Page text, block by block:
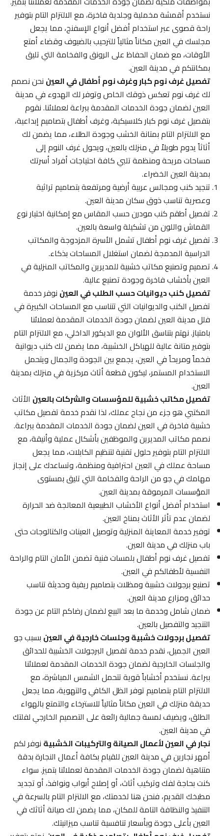
نستخدم أقمشة مخملية وجلدية فاخرة، مع الالتزام التام بتوفير
راحة قصوى عبر استخدام أفضل أنواع الإسفنج، مما يجعل
مجلسك في العين مكاناً مثالياً للترحيب بالضيوف وقضاء أمتع
الأوقات، مع ضمان الحفاظ على الرونق والفخامة التي تليق
بمكانتكم في مدينة العين.
تفصيل غرف نوم كبار وغرف نوم أطفال في العيننحن نصمم
لك غرف نوم تعكس ذوقك الخاص وتوفر لك الهدوء في مدينة
العين لضمان جودة الخدمات المقدمة ببراعة لعملائنا. نقوم
بتفصيل غرف نوم كبار كلاسيكية، وغرف أطفال بتصاميم إبداعية،
مع الالتزام التام بمتانة الخشب وجودة الطلاء، مما يضمن لك
أثاثاً يدوم طويلاً في منزلك بالعين، ويحول غرف النوم إلى
مساحات مريحة ومنظمة تلبي كافة احتياجات أفراد أسرتك
بمدينة العين الخضراء.
تنجيد كنب ومجالس عربية أرضية ومرتفعة بتصاميم تراثية
وعصرية تناسب ذوق سكان مدينة العين.
تفصيل أطقم كنب مودرن حسب المقاس مع إمكانية اختيار نوع
القماش واللون من تشكيلة واسعة بالعين.
تفصيل غرف نوم أطفال تشمل الأسرة المزدوجة والمكاتب
الدراسية المدمجة لضمان استغلال المساحات بذكاء.
تصميم وتصنيع مكاتب خشبية للمديرين والمكاتب المنزلية في
العين بأخشاب فاخرة وجودة تصنيع عالية.
تفصيل كنب ديوانيات حسب الطلب في العيننوفر خدمة
تفصيل الكنب والديوانيات التي تتناسب مع المساحات الكبيرة في
فلل مدينة العين لضمان جودة الخدمات المقدمة لعملائنا
بامتياز. نهتم بتناسق الألوان مع الديكور الداخلي، مع الالتزام التام
بتوفير متانة عالية للهياكل الخشبية، مما يضمن لك كنب ديوانية
فخماً ومريحاً في العين، يجمع بين الجودة والجمال ويتحمل
الاستخدام المستمر، ليكون قطعة أثاث مركزية في منزلك بمدينة
العين.
تفصيل مكاتب خشبية للمؤسسات والشركات بالعينالأثاث
المكتبي هو جزء من نجاح عملك، لذا نقدم خدمة تفصيل مكاتب
خشبية فاخرة في العين لضمان جودة الخدمات المقدمة ببراعة.
نصمم مكاتب المديرين والموظفين بأشكال عملية وأنيقة، مع
الالتزام التام بتوفير حلول تقنية لتنظيم الكابلات، مما يجعل
مساحة عملك في العين احترافية ومنظمة، وتساعدك على إنجاز
مهامك في جو من الراحة والفخامة التي تليق بمستوى
المؤسسات المرموقة بمدينة العين.
استخدام أفضل أنواع الأخشاب الطبيعية المعالجة ضد الحرارة
لضمان عدم تأثر الأثاث بمناخ العين.
توفير خدمة المعاينة المنزلية وتوصيل العينات والكتالوجات حتى
باب منزلك في مدينة العين.
تفصيل غرف نوم أطفال بلمسات فنية تضمن الأمان التام والراحة
النفسية لأطفالكم في العين.
تصنيع برجولات خشبية ومظلات بتصاميم ريفية وحديثة تناسب
حدائق ومزارع مدينة العين.
ضمان شامل وخدمة ما بعد البيع لضمان رضاكم التام عن جودة
التنجيد والتفصيل بالعين.
تفصيل برجولات خشبية وجلسات خارجية في العينبسبب جو
العين الجميل، نقدم خدمة تفصيل البرجولات الخشبية للحدائق
والجلسات الخارجية لضمان جودة الخدمات المقدمة لعملائنا
ببراعة. نستخدم أخشاباً قوية تتحمل الشمس المباشرة، مع
الالتزام التام بتصاميم توفر الظل الكافي والتهوية، مما يجعل
حديقة منزلك في العين مكاناً مثالياً للاسترخاء والتمتع بالهواء
الطلق، ويضيف لمسة جمالية رائعة على التصميم الخارجي لفلتك
في مدينة العين.
نجار في العين لأعمال الصيانة والتركيبات الخشبيةنوفر لكم
أمهر نجارين في مدينة العين للقيام بكافة أعمال النجارة بدقة
متناهية لضمان جودة الخدمات المقدمة لعملائنا بتميز. سواء
كنت بحاجة لفك وتركيب أثاث، أو إصلاح أبواب ونوافذ، أو تجديد
مطبخك القديم، فنحن هنا لخدمتك، مع الالتزام التام بالسرعة في
التنفيذ والنظافة التامة للمكان، مما يضمن لك صيانة أثاثك في
العين بأعلى جودة وبأسعار تنافسية تناسب ميزانيتك.